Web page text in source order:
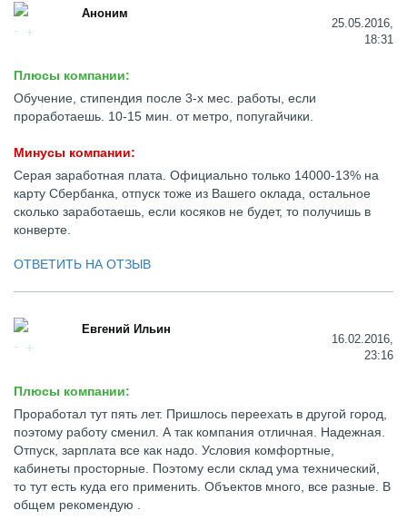
Аноним
25.05.2016,
18:31
Плюсы компании:
Обучение, стипендия после 3-х мес. работы, если
проработаешь. 10-15 мин. от метро, попугайчики.
Минусы компании:
Серая заработная плата. Официально только 14000-13% на
карту Сбербанка, отпуск тоже из Вашего оклада, остальное
сколько заработаешь, если косяков не будет, то получишь в
конверте.
ОТВЕТИТЬ НА ОТЗЫВ
Евгений Ильин
16.02.2016,
23:16
Плюсы компании:
Проработал тут пять лет. Пришлось переехать в другой город,
поэтому работу сменил. А так компания отличная. Надежная.
Отпуск, зарплата все как надо. Условия комфортные,
кабинеты просторные. Поэтому если склад ума технический,
то тут есть куда его применить. Объектов много, все разные. В
общем рекомендую .